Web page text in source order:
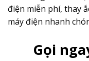
điện miễn phí, thay
máy điện nhanh
Gọi